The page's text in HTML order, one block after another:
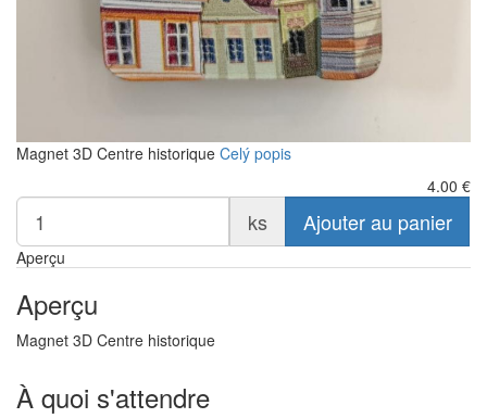
Magnet 3D Centre historique Celý popis
4.00 €
ks Ajouter au panier
Aperçu
Aperçu
Magnet 3D Centre historique
À quoi s'attendre